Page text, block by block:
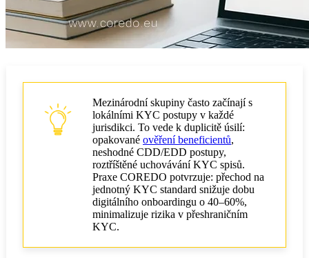
Mezinárodní skupiny často začínají s
lokálními KYC postupy v každé
jurisdikci. To vede k duplicitě úsilí:
opakované ověření beneficientů,
neshodné CDD/EDD postupy,
roztříštěné uchovávání KYC spisů.
Praxe COREDO potvrzuje: přechod na
jednotný KYC standard snižuje dobu
digitálního onboardingu o 40–60%,
minimalizuje rizika v přeshraničním
KYC.